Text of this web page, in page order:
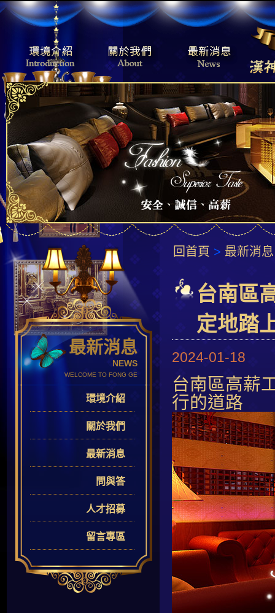
最新消息
NEWS
WELCOME TO FONG GE
環境介紹
關於我們
最新消息
問與答
人才招募
留言專區
回首頁 > 最新消息
台南區
定地踏
2024-01-18
台南區高薪
行的道路